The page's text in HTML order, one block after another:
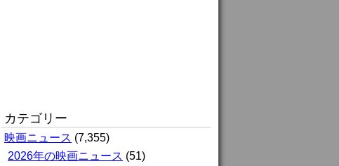
カテゴリー
映画ニュース (7,355)
2026年の映画ニュース (51)